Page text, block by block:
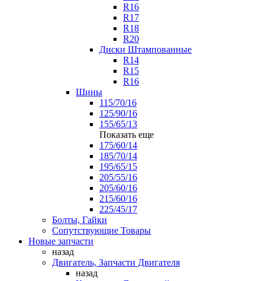
R16
R17
R18
R20
Диски Штампованные
R14
R15
R16
Шины
115/70/16
125/90/16
155/65/13
Показать еще
175/60/14
185/70/14
195/65/15
205/55/16
205/60/16
215/60/16
225/45/17
Болты, Гайки
Сопутствующие Товары
Новые запчасти
назад
Двигатель, Запчасти Двигателя
назад